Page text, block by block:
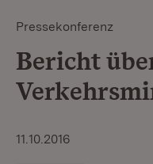
Pressekonferenz
Bericht
11.10.2016